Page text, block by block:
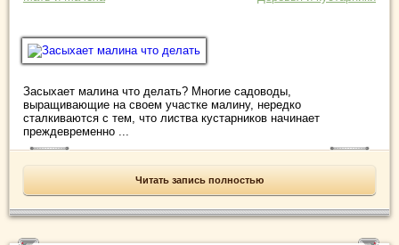
Засыхает малина что делать? Многие садоводы,
выращивающие на своем участке малину, нередко
сталкиваются с тем, что листва кустарников начинает
преждевременно ...
Читать запись полностью